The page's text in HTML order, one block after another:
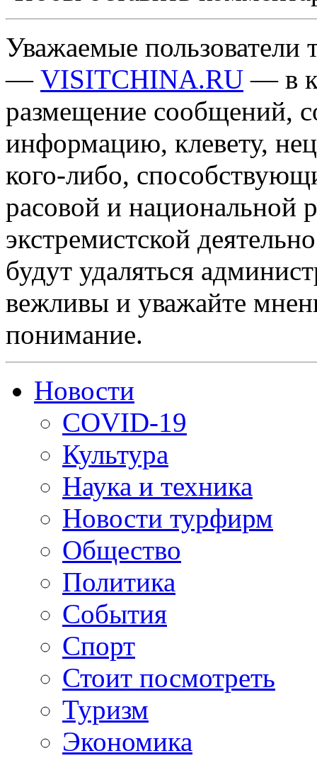
Уважаемые пользователи
— VISITCHINA.RU — в
размещение сообщений,
информацию, клевету,
кого-либо,
расовой и национальной
экстремистской
будут удаляться
вежливы и уважайте
понимание.
Новости
COVID-19
Культура
Наука и техника
Новости турфирм
Общество
Политика
События
Спорт
Стоит посмотреть
Туризм
Экономика